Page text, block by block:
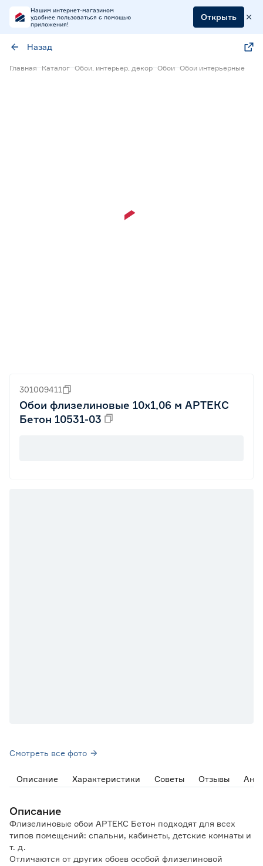
Нашим интернет-магазином
удобнее пользоваться с помощью
приложения!
Открыть
Назад
Главная Каталог Обои, интерьер, декор Обои Обои интерьерные
301009411
Обои флизелиновые 10х1,06 м АРТЕКС
Бетон 10531-03
Смотреть все фото
Описание Характеристики Советы Отзывы
Описание
Флизелиновые обои АРТЕКС Бетон подходят для всех
типов помещений: спальни, кабинеты, детские комнаты и
т. д.
Отличаются от других обоев особой флизелиновой